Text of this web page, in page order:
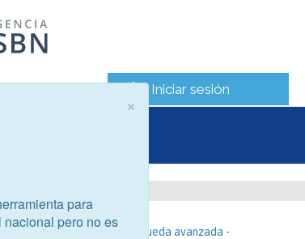
Iniciar sesión
- Búsqueda avanzada -
×
para
pero no es